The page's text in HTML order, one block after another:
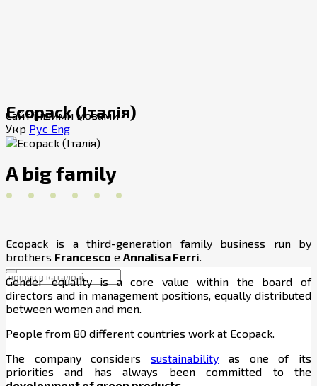
Ecopack (Італія)
A big family
. . . . . .
Ecopack is a third-generation family business run by
brothers Francesco e Annalisa Ferri
Gender equality is a core value within the board of
directors and in management positions, equally distributed
between women and men.
People from 80 different countries work at Ecopack.
The company considerssustainability as one of its
priorities and has always been committed to the
Сайт іншими мовами
Укр Рус Eng